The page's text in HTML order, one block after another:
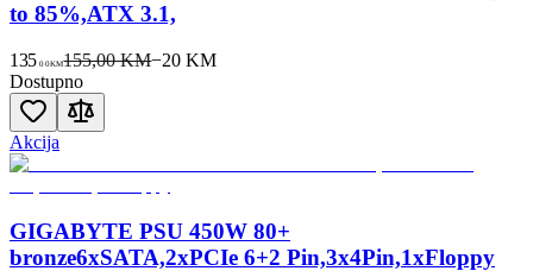
to 85%,ATX 3.1,
135 00KM155,00 KM−20 KM
Dostupno
Akcija
GIGABYTE PSU 450W 80+
bronze6xSATA,2xPCIe 6+2 Pin,3x4Pin,1xFloppy